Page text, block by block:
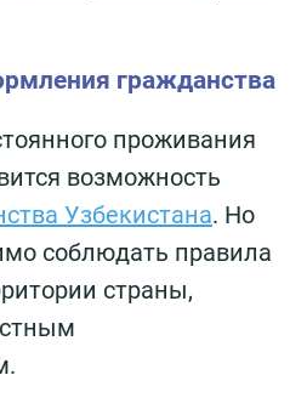
гражданства
проживания
возможность
Узбекистана. Но
соблюдать правила
страны,